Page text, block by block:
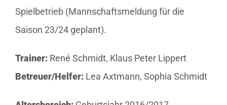
Spielbetrieb (Mannschaftsmeldung für die
Saison 23/24 geplant).
Trainer:René Schmidt, Klaus Peter Lippert
Betreuer/Helfer:Lea Axtmann, Sophia Schmidt